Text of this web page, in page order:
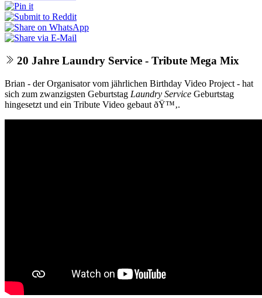
20 Jahre Laundry Service - Tribute Mega Mix
Brian - der Organisator vom jährlichen Birthday Video Project - hat
sich zum zwanzigsten Geburtstag Laundry Service Geburtstag
hingesetzt und ein Tribute Video gebaut ðŸ™‚.